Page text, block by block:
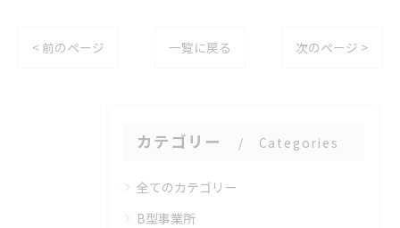
< 前のページ 一覧に戻る 次のページ >
カテゴリー Categories
全てのカテゴリー
B型事業所